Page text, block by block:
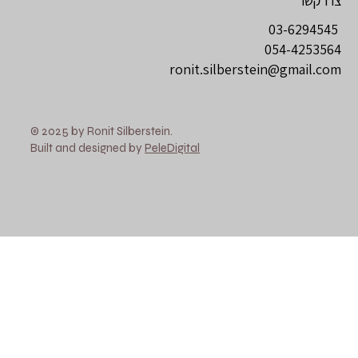
054-4253564
ronit.silberstein@gmail.com
© 2025 by Ronit Silberstein.
Built and designed by PeleDigital